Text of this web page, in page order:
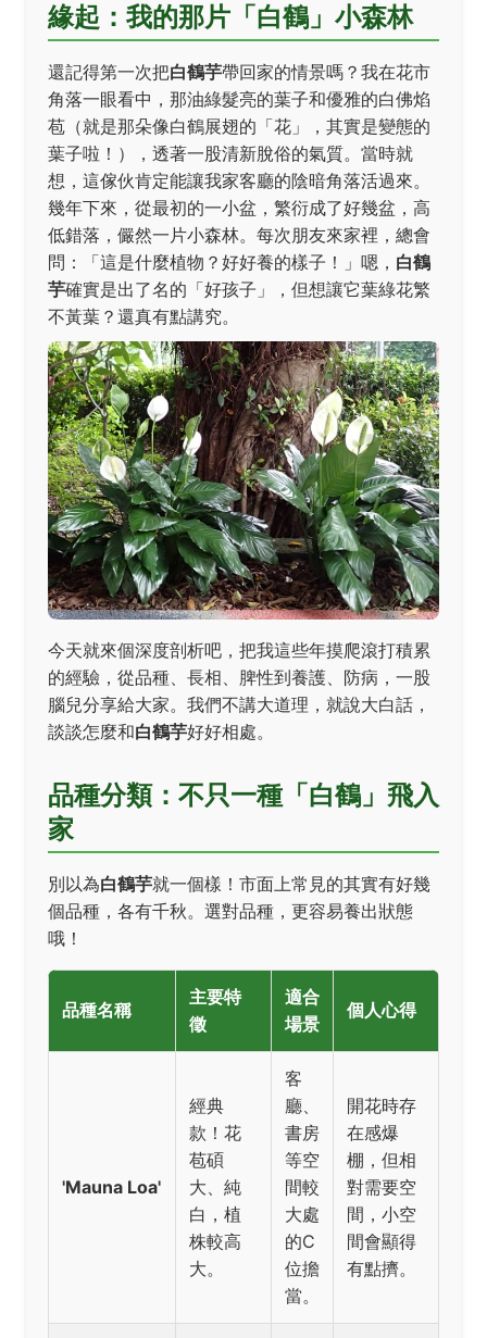
緣起：我的那片「白鶴」小森林
還記得第一次把白鶴芋帶回家的情景嗎？我在花市
角落一眼看中，那油綠髮亮的葉子和優雅的白佛焰
苞（就是那朵像白鶴展翅的「花」，其實是變態的
葉子啦！），透著一股清新脫俗的氣質。當時就
想，這傢伙肯定能讓我家客廳的陰暗角落活過來。
幾年下來，從最初的一小盆，繁衍成了好幾盆，高
低錯落，儼然一片小森林。每次朋友來家裡，總會
問：「這是什麼植物？好好養的樣子！」嗯， 白鶴
芋確實是出了名的「好孩子」，但想讓它葉綠花繁
不黃葉？還真有點講究。
今天就來個深度剖析吧，把我這些年摸爬滾打積累
的經驗，從品種、長相、脾性到養護、防病，一股
腦兒分享給大家。我們不講大道理，就說大白話，
談談怎麼和白鶴芋好好相處。
品種分類：不只一種「白鶴」飛入
家
別以為白鶴芋就一個樣！市面上常見的其實有好幾
個品種，各有千秋。選對品種，更容易養出狀態
哦！
品種名稱
主要特
徵
適合
場景
個人心得
'Mauna Loa'
經典
款！花
苞碩
大、純
白，植
株較高
大。
客
廳、
書房
等空
間較
大處
的C
位擔
當。
開花時存
在感爆
棚，但相
對需要空
間，小空
間會顯得
有點擠。